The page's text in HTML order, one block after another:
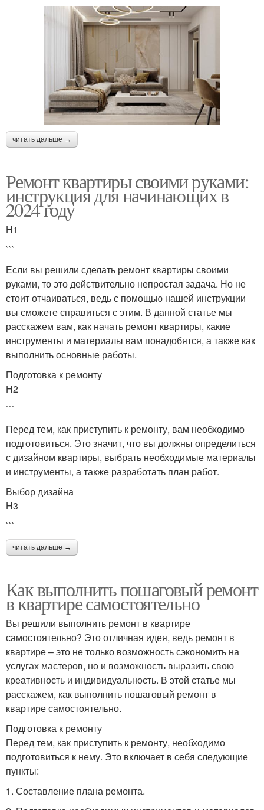
читать дальше →
Ремонт квартиры своими руками:
инструкция для начинающих в
2024 году
H1
```
Если вы решили сделать ремонт квартиры своими
руками, то это действительно непростая задача. Но не
стоит отчаиваться, ведь с помощью нашей инструкции
вы сможете справиться с этим. В данной статье мы
расскажем вам, как начать ремонт квартиры, какие
инструменты и материалы вам понадобятся, а также как
выполнить основные работы.
Подготовка к ремонту
H2
```
Перед тем, как приступить к ремонту, вам необходимо
подготовиться. Это значит, что вы должны определиться
с дизайном квартиры, выбрать необходимые материалы
и инструменты, а также разработать план работ.
Выбор дизайна
H3
```
читать дальше →
Как выполнить пошаговый ремонт
в квартире самостоятельно
Вы решили выполнить ремонт в квартире
самостоятельно? Это отличная идея, ведь ремонт в
квартире – это не только возможность сэкономить на
услугах мастеров, но и возможность выразить свою
креативность и индивидуальность. В этой статье мы
расскажем, как выполнить пошаговый ремонт в
квартире самостоятельно.
Подготовка к ремонту
Перед тем, как приступить к ремонту, необходимо
подготовиться к нему. Это включает в себя следующие
пункты:
1. Составление плана ремонта.